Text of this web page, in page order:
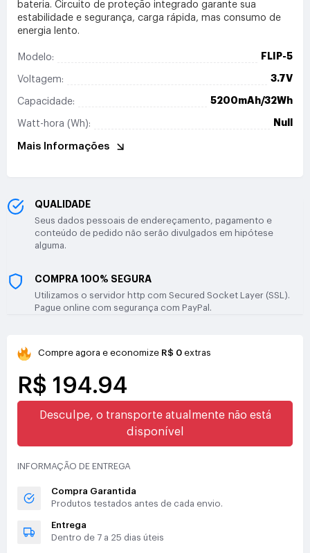
bateria. Circuito de proteção integrado garante sua
estabilidade e segurança, carga rápida, mas consumo de
energia lento.
Modelo: FLIP-5
Voltagem: 3.7V
Capacidade: 5200mAh/32Wh
Watt-hora (Wh): Null
Mais Informações
QUALIDADE
Seus dados pessoais de endereçamento, pagamento e
conteúdo de pedido não serão divulgados em hipótese
alguma.
COMPRA 100% SEGURA
Utilizamos o servidor http com Secured Socket Layer (SSL).
Pague online com segurança com PayPal.
Compre agora e economize R$ 0 extras
R$ 194.94
Desculpe, o transporte atualmente não está
disponível
INFORMAÇÃO DE ENTREGA
Compra Garantida
Produtos testados antes de cada envio.
Entrega
Dentro de 7 a 25 dias úteis